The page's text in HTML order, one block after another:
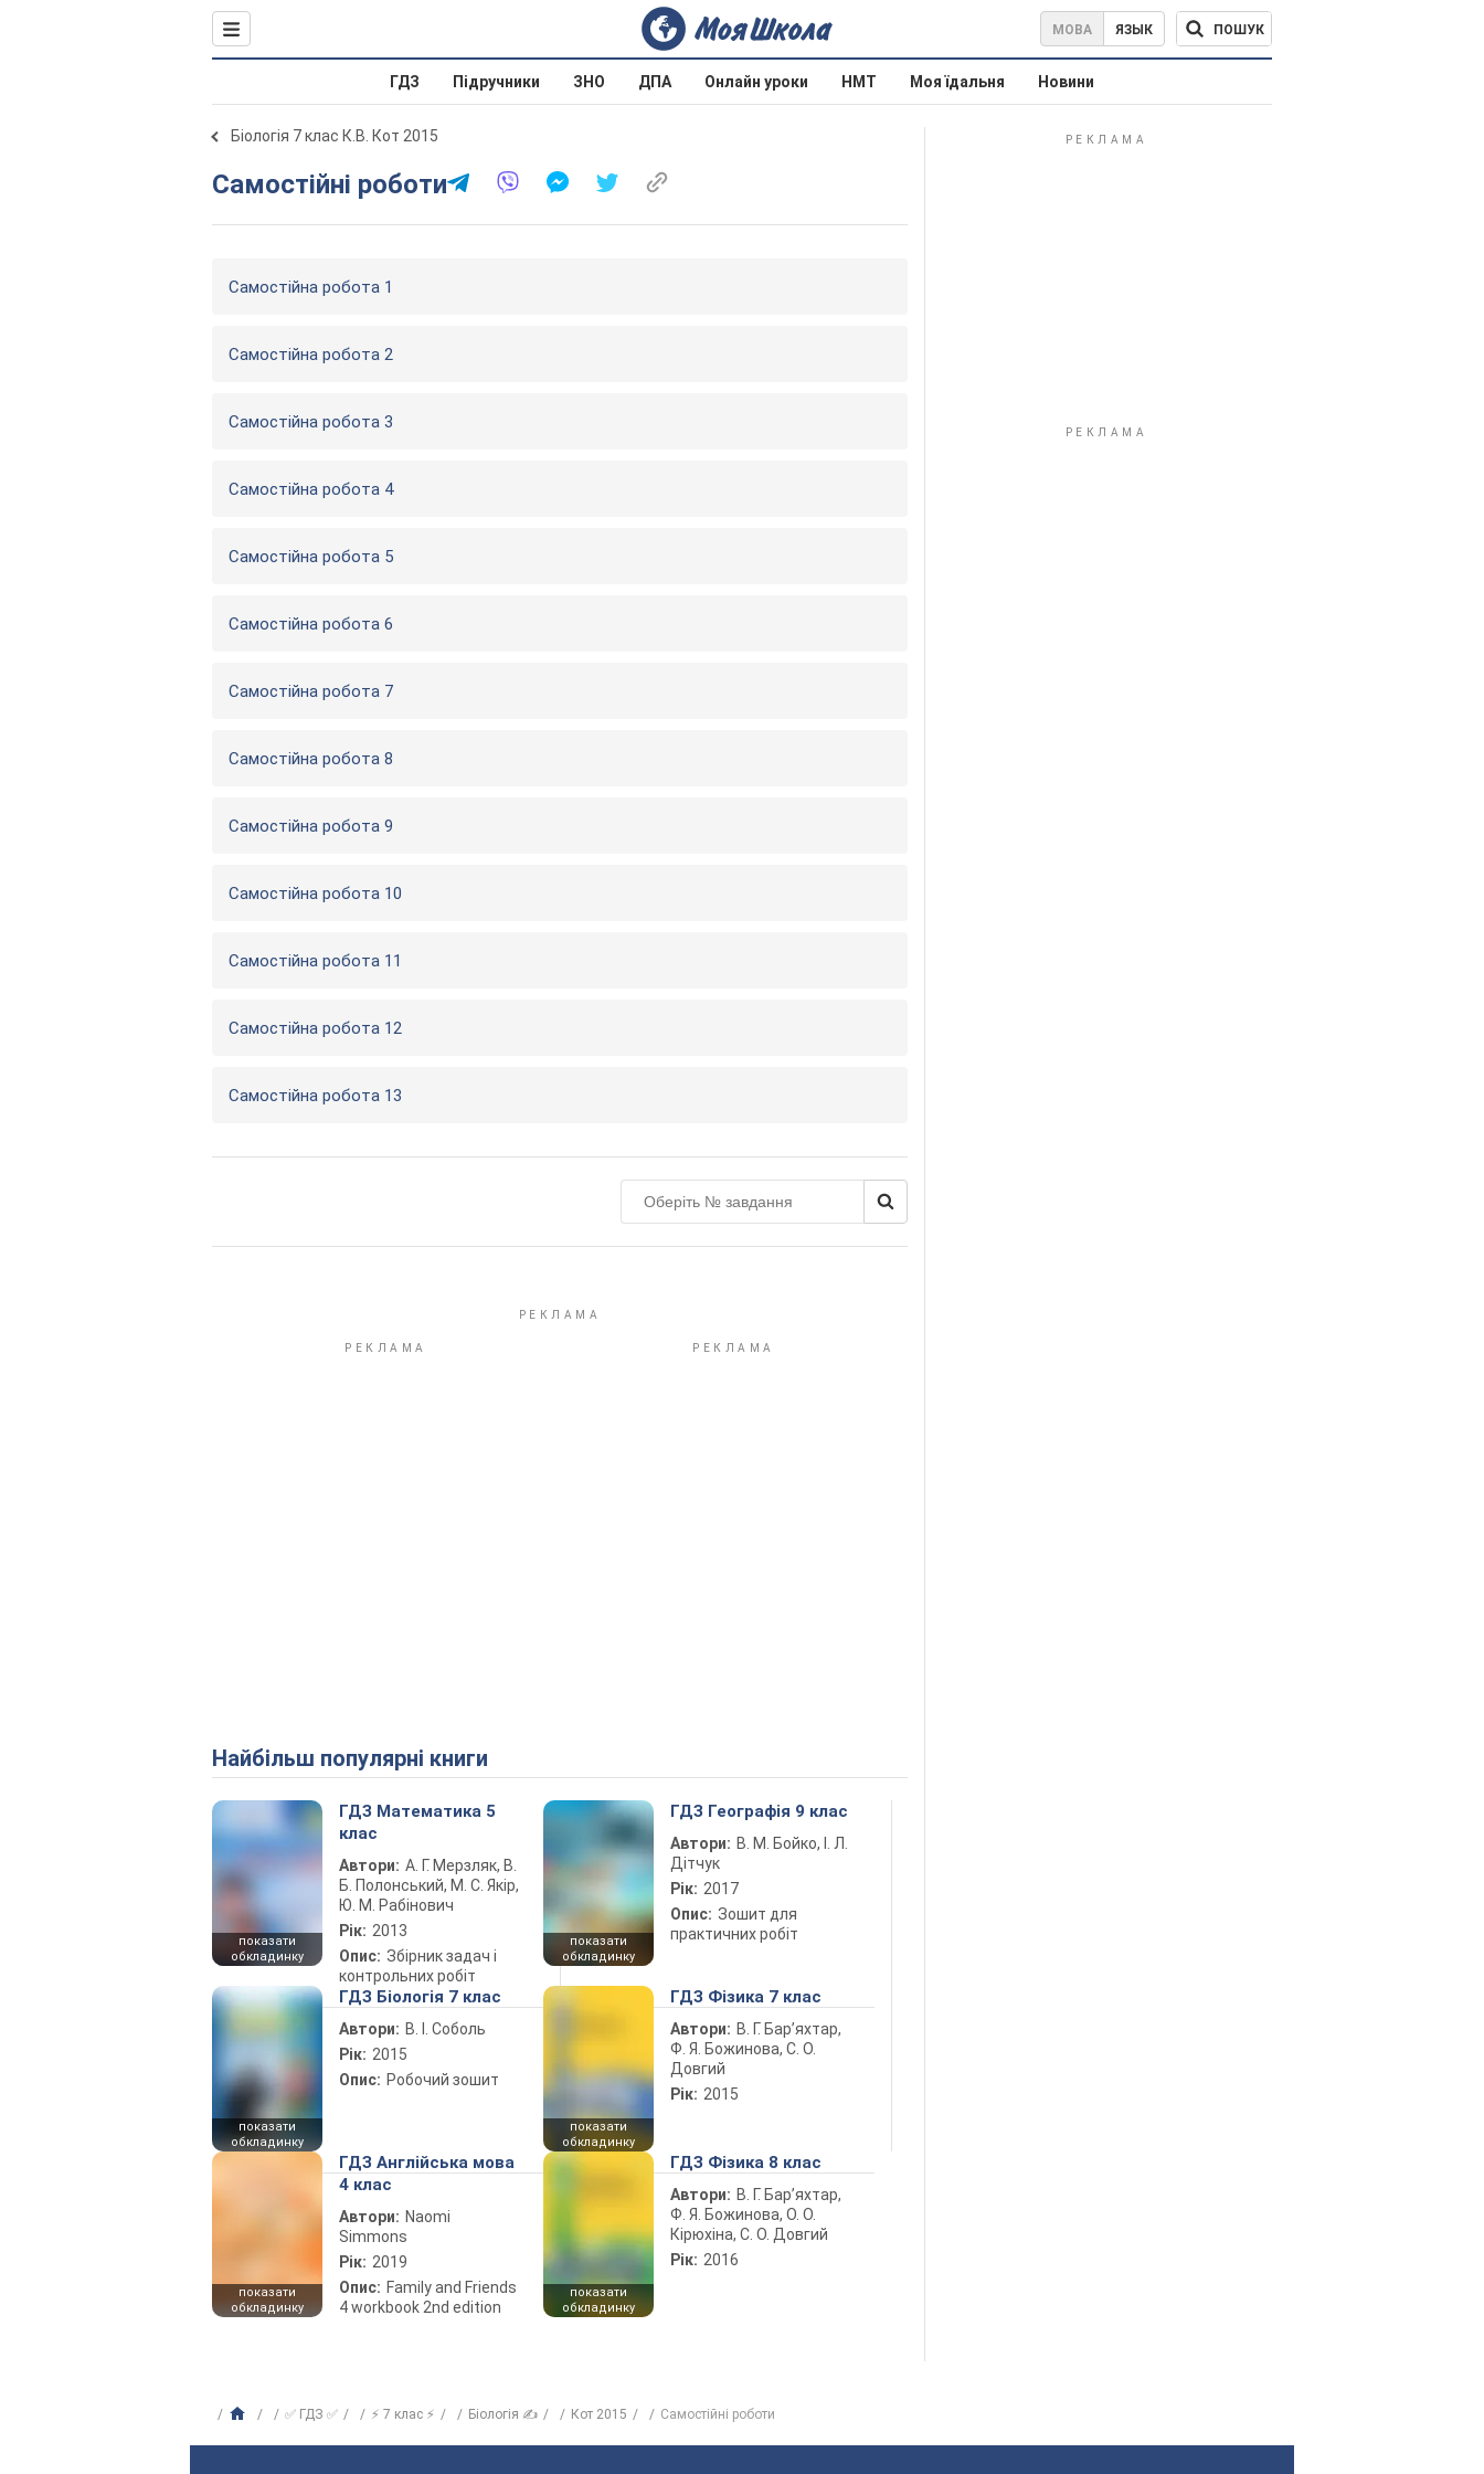
МОВА ЯЗЫК ПОШУК
ГДЗ Підручники ЗНО ДПА Онлайн уроки НМТ Моя їдальня Новини
Біологія 7 клас К.В. Кот 2015
Самостійні роботи
Самостійна робота 1
Самостійна робота 2
Самостійна робота 3
Самостійна робота 4
Самостійна робота 5
Самостійна робота 6
Самостійна робота 7
Самостійна робота 8
Самостійна робота 9
Самостійна робота 10
Самостійна робота 11
Самостійна робота 12
Самостійна робота 13
Найбільш популярні книги
показати
обкладинку
ГДЗ Математика 5
клас
Автори: А. Г. Мерзляк, В.
Б. Полонський, М. С. Якір,
Ю. М. Рабінович
Рік: 2013
Опис: Збірник задач і
контрольних робіт
показати
обкладинку
ГДЗ Географія 9 клас
Автори: В. М. Бойко, І. Л.
Дітчук
Рік: 2017
Опис: Зошит для
практичних робіт
показати
обкладинку
ГДЗ Біологія 7 клас
Автори: В. І. Соболь
Рік: 2015
Опис: Робочий зошит
показати
обкладинку
ГДЗ Фізика 7 клас
Автори: В. Г. Бар’яхтар,
Ф. Я. Божинова, С. О.
Довгий
Рік: 2015
показати
обкладинку
ГДЗ Англійська мова
4 клас
Автори: Naomi
Simmons
Рік: 2019
Опис: Family and Friends
4 workbook 2nd edition
показати
обкладинку
ГДЗ Фізика 8 клас
Автори: В. Г. Бар’яхтар,
Ф. Я. Божинова, О. О.
Кірюхіна, С. О. Довгий
Рік: 2016
✅ ГДЗ ✅ ⚡ 7 клас ⚡ Біологія ✍ Кот 2015 Самостійні роботи